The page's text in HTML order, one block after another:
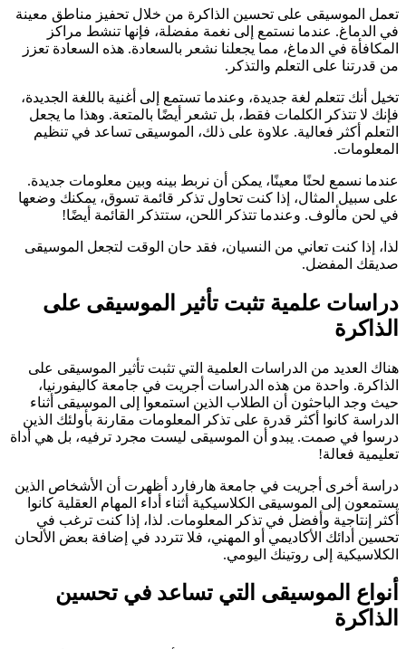
تعمل الموسيقى على تحسين الذاكرة من خلال تحفيز مناطق معينة
في الدماغ. عندما نستمع إلى نغمة مفضلة، فإنها تنشط مراكز
المكافأة في الدماغ، مما يجعلنا نشعر بالسعادة. هذه السعادة تعزز
من قدرتنا على التعلم والتذكر.
تخيل أنك تتعلم لغة جديدة، وعندما تستمع إلى أغنية باللغة الجديدة،
فإنك لا تتذكر الكلمات فقط، بل تشعر أيضًا بالمتعة. وهذا ما يجعل
التعلم أكثر فعالية. علاوة على ذلك، الموسيقى تساعد في تنظيم
المعلومات.
عندما نسمع لحنًا معينًا، يمكن أن نربط بينه وبين معلومات جديدة.
على سبيل المثال، إذا كنت تحاول تذكر قائمة تسوق، يمكنك وضعها
في لحن مألوف. وعندما تتذكر اللحن، ستتذكر القائمة أيضًا!
لذا، إذا كنت تعاني من النسيان، فقد حان الوقت لتجعل الموسيقى
صديقك المفضل.
دراسات علمية تثبت تأثير الموسيقى على
الذاكرة
هناك العديد من الدراسات العلمية التي تثبت تأثير الموسيقى على
الذاكرة. واحدة من هذه الدراسات أجريت في جامعة كاليفورنيا،
حيث وجد الباحثون أن الطلاب الذين استمعوا إلى الموسيقى أثناء
الدراسة كانوا أكثر قدرة على تذكر المعلومات مقارنة بأولئك الذين
درسوا في صمت. يبدو أن الموسيقى ليست مجرد ترفيه، بل هي أداة
تعليمية فعالة!
دراسة أخرى أجريت في جامعة هارفارد أظهرت أن الأشخاص الذين
يستمعون إلى الموسيقى الكلاسيكية أثناء أداء المهام العقلية كانوا
أكثر إنتاجية وأفضل في تذكر المعلومات. لذا، إذا كنت ترغب في
تحسين أدائك الأكاديمي أو المهني، فلا تتردد في إضافة بعض الألحان
الكلاسيكية إلى روتينك اليومي.
أنواع الموسيقى التي تساعد في تحسين
الذاكرة